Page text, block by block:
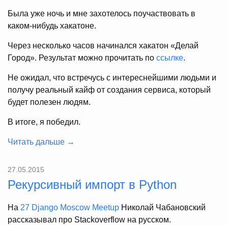
Была уже ночь и мне захотелось поучаствовать в
каком-нибудь хакатоне.
Через несколько часов начинался хакатон «Делай
Город». Результат можно прочитать по ссылке.
Не ожидал, что встречусь с интереснейшими людьми и
получу реальный кайф от создания сервиса, который
будет полезен людям.
В итоге, я победил.
Читать дальше →
27.05.2015
Рекурсивный импорт в Python
На 27 Django Moscow Meetup Николай Чабановский
рассказывал про Stackoverflow на русском.